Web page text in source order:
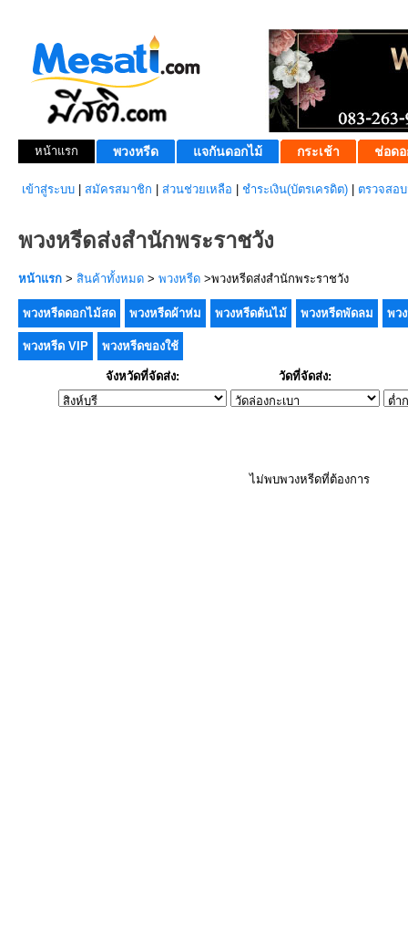
หน้าแรก พวงหรีด แจกันดอกไม้ กระเช้า ช่อดอ
เข้าสู่ระบบ สมัครสมาชิก ส่วนช่วยเหลือ ชำระเงิน(บัตรเครดิต) ตรวจสอ
พวงหรีดส่งสำนักพระราชวัง
หน้าแรก > สินค้าทั้งหมด > พวงหรีด >พวงหรีดส่งสำนักพระราชวัง
พวงหรีดดอกไม้สด พวงหรีดผ้าห่ม พวงหรีดต้นไม้ พวงหรีดพัดลม พว
พวงหรีด VIP พวงหรีดของใช้
จังหวัดที่จัดส่ง: วัดที่จัดส่ง:
ไม่พบพวงหรีดที่ต้องการ